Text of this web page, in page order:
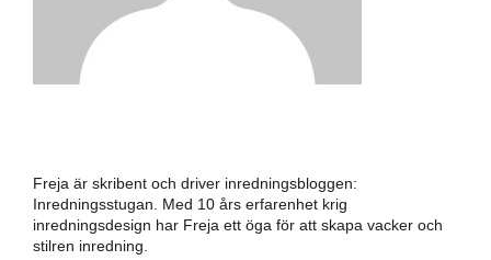
Freja är skribent och driver inredningsbloggen:
Inredningsstugan. Med 10 års erfarenhet krig
inredningsdesign har Freja ett öga för att skapa vacker och
stilren inredning.